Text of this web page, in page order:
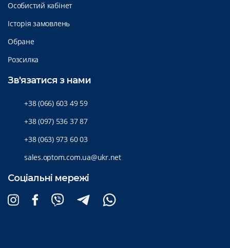
Особистий кабінет
Історія замовлень
Обране
Розсилка
Зв'язатися з нами
+38 (066) 603 49 59
+38 (097) 536 37 87
+38 (063) 973 60 03
sales.optom.com.ua@ukr.net
Соціальні мережі